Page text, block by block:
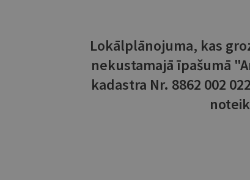
Lokālplānojuma, kas
nekustamajā īpašumā
kadastra Nr. 8862 002